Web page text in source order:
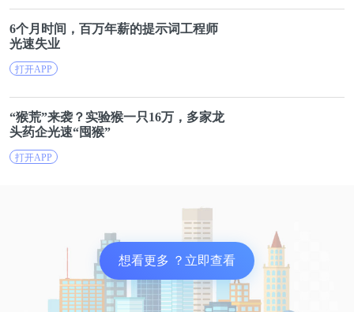
他还有一个官方微博账号“乡村贫困学生代言人-小马
6个月时间，百万年薪的提示词工程师
光速失业
打开APP
“猴荒”来袭？实验猴一只16万，多家龙
头药企光速“囤猴”
打开APP
想看更多 ？立即查看